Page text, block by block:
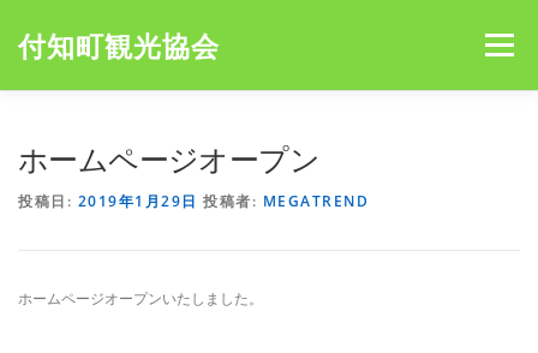
付知町観光協会 メニュー
ホームページオープン
投稿日: 2019年1月29日 投稿者: MEGATREND
ホームページオープンいたしました。